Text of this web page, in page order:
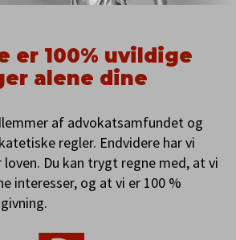
er 100% uvildige
alene dine
af advokatsamfundet og
regler. Endvidere har vi
Du kan trygt regne med, at vi
interesser, og at vi er 100 %